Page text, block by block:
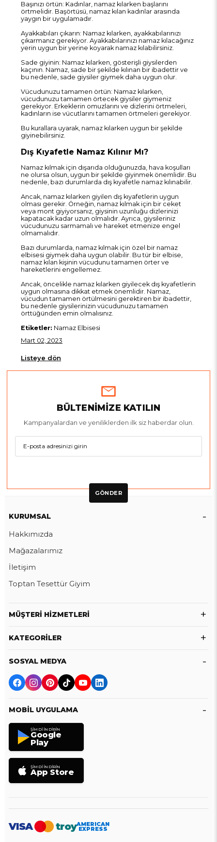
Başınızı örtün: Kadınlar, namaz kılarken başlarını
örtmelidir. Başörtüsü, namaz kılan kadınlar arasında
yaygın bir uygulamadır.
Ayakkabıları çıkarın: Namaz kılarken, ayakkabılarınızı
çıkarmanız gerekiyor. Ayakkabılarınızı namaz kılacağınız
yerin uygun bir yerine koyarak namaz kılabilirsiniz.
Sade giyinin: Namaz kılarken, gösterişli giysilerden
kaçının. Namaz, sade bir şekilde kılınan bir ibadettir ve
bu nedenle, sade giysiler giymek daha uygun olur.
Vücudunuzu tamamen örtün: Namaz kılarken,
vücudunuzu tamamen örtecek giysiler giymeniz
gerekiyor. Erkeklerin omuzlarını ve dizlerini örtmeleri,
kadınların ise vücutlarını tamamen örtmeleri gerekiyor.
Bu kurallara uyarak, namaz kılarken uygun bir şekilde
giyinebilirsiniz.
Dış Kıyafetle Namaz Kılınır Mı?
Namaz kılmak için dışarıda olduğunuzda, hava koşulları
ne olursa olsun, uygun bir şekilde giyinmek önemlidir. Bu
nedenle, bazı durumlarda dış kıyafetle namaz kılınabilir.
Ancak, namaz kılarken giyilen dış kıyafetlerin uygun
olması gerekir. Örneğin, namaz kılmak için bir ceket
veya mont giyiyorsanız, giysinin uzunluğu dizlerinizi
kapatacak kadar uzun olmalıdır. Ayrıca, giysileriniz
vücudunuzu sarmamalı ve hareket etmenize engel
olmamalıdır.
Bazı durumlarda, namaz kılmak için özel bir namaz
elbisesi giymek daha uygun olabilir. Bu tür bir elbise,
namaz kılan kişinin vücudunu tamamen örter ve
hareketlerini engellemez.
Ancak, öncelikle namaz kılarken giyilecek dış kıyafetlerin
uygun olmasına dikkat etmek önemlidir. Namaz,
vücudun tamamen örtülmesini gerektiren bir ibadettir,
bu nedenle giysilerinizin vücudunuzu tamamen
örttüğünden emin olmalısınız.
Etiketler: Namaz Elbisesi
Mart 02, 2023
Listeye dön
BÜLTENİMİZE KATILIN
Kampanyalardan ve yeniliklerden ilk siz haberdar olun.
GÖNDER
KURUMSAL
Hakkımızda
Mağazalarımız
İletişim
Toptan Tesettür Giyim
MÜŞTERI HIZMETLERI
KATEGORILER
SOSYAL MEDYA
MOBIL UYGULAMA
ŞIMDI İNDIRIN
Google
Play
ŞIMDI İNDIRIN
App Store
VISA troyAMERICAN
EXPRESS